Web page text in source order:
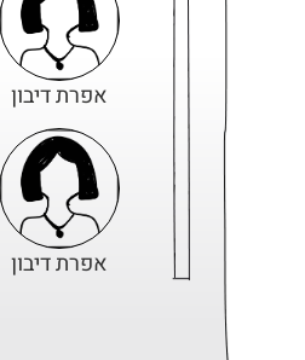
אפרת דיבון
אפרת דיבון